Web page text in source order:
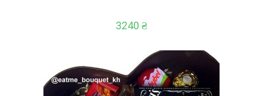
3240 ₴